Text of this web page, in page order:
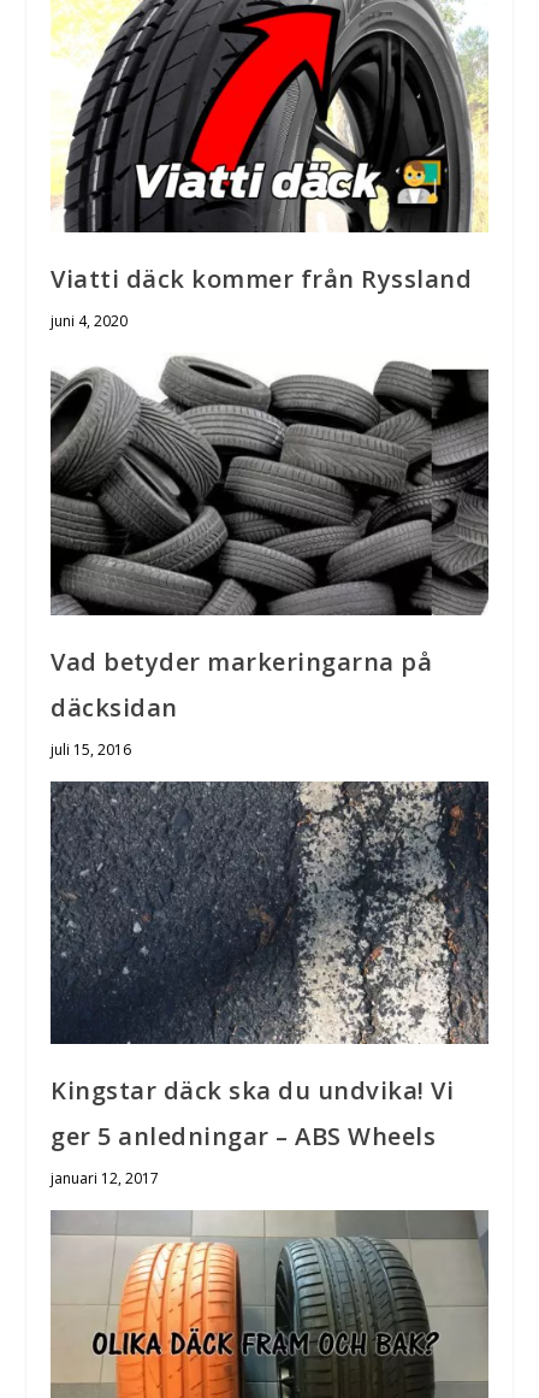
Viatti däck kommer från Ryssland
juni 4, 2020
Vad betyder markeringarna på
däcksidan
juli 15, 2016
Kingstar däck ska du undvika! Vi
ger 5 anledningar – ABS Wheels
januari 12, 2017